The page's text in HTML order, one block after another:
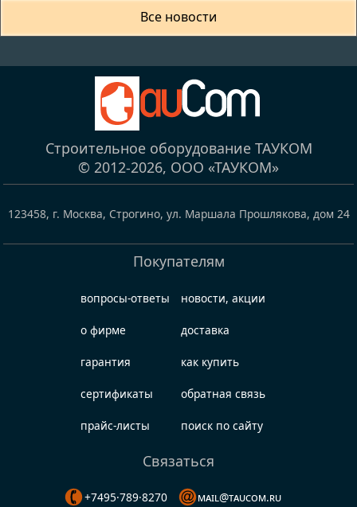
Все новости
Строительное оборудование ТАУКОМ
© 2012-2026, ООО «ТАУКОМ»
123458, г. Москва, Строгино, ул. Маршала Прошлякова, дом 24
Покупателям
вопросы-ответы
о фирме
гарантия
сертификаты
прайс-листы
новости, акции
доставка
как купить
обратная связь
поиск по сайту
Связаться
+7495·789·8270 mail@taucom.ru